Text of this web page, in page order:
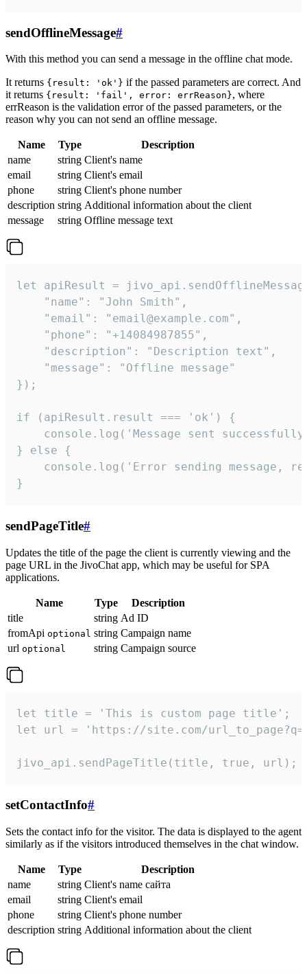
sendOfflineMessage#
With this method you can send a message in the offline chat mode.
It returns {result: 'ok'} if the passed parameters are correct. And
it returns {result: 'fail', error: errReason}, where
errReason is the validation error of the passed parameters, or the
reason why you can not send an offline message.
Name Type
Description
name
string Client's name
email
string Client's email
phone
string Client's phone number
description string Additional information about the client
message
string Offline message text
let apiResult =
    "name": "John Smith",
    "email": "email@example.com",
    "phone": "+14084987855",
    "description": "Description text",
    "message": "Offline message"
});
if (apiResult.result === 'ok') {
console.log('Message sent
} else {
console.log('Error sending message,
}
sendPageTitle#
Updates the title of the page the client is currently viewing and the
page URL in the JivoChat app, which may be useful for SPA
applications.
Name Type
Description
title
string Ad ID
fromApi optional string Campaign name
url optional string Campaign source
let title = 'This is custom page title';
let url = 'https://site.com/
jivo_api.sendPageTitle(title, true, url);
setContactInfo#
Sets the contact info for the visitor. The data is displayed to the agent
similarly as if the visitors introduced themselves in the chat window.
Name Type
Description
name
string Client's name сайта
email
string Client's email
phone
string Client's phone number
description string Additional information about the client